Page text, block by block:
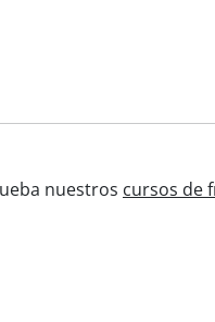
nuestros cursos de